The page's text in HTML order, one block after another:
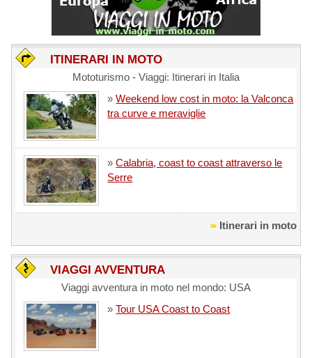
ITINERARI IN MOTO
Mototurismo - Viaggi: Itinerari in Italia
»Weekend low cost in moto: la Valconca
tra curve e meraviglie
»Calabria, coast to coast attraverso le
Serre
Itinerari in moto
VIAGGI AVVENTURA
Viaggi avventura in moto nel mondo: USA
»Tour USA Coast to Coast